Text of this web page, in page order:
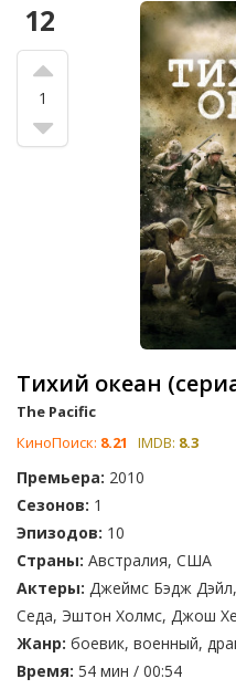
12
1
Тихий океан
The Pacific
КиноПоиск: 8.21 IMDB: 8.3
Премьера: 2010
Сезонов: 1
Эпизодов: 10
Страны: Австралия, США
Актеры: Джеймс Бэдж
Седа, Эштон Холмс, Джош
Жанр: боевик, военный,
Время: 54 мин / 00:54